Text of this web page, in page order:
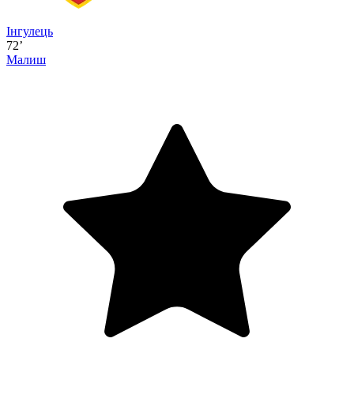
Інгулець
72’
Малиш